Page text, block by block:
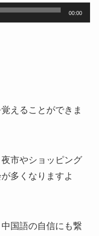
00:00
えることができま
市やショッピング
多くなりますよ
国語の自信にも繋